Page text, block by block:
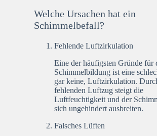
Welche Ursachen hat ein
Schimmelbefall?
Fehlende Luftzirkulation
Eine der häufigsten Gründe für
Schimmelbildung ist eine
gar keine, Luftzirkulation.
fehlenden Luftzug steigt die
Luftfeuchtigkeit und der
sich ungehindert ausbreiten.
Falsches Lüften